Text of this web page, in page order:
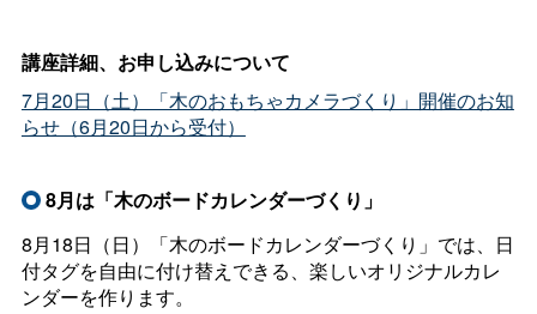
講座詳細、お申し込みについて
7月20日（土）「木のおもちゃカメラづくり」開催のお知
らせ（6月20日から受付）
8月は「木のボードカレンダーづくり」
8月18日（日）「木のボードカレンダーづくり」では、日
付タグを自由に付け替えできる、楽しいオリジナルカレ
ンダーを作ります。